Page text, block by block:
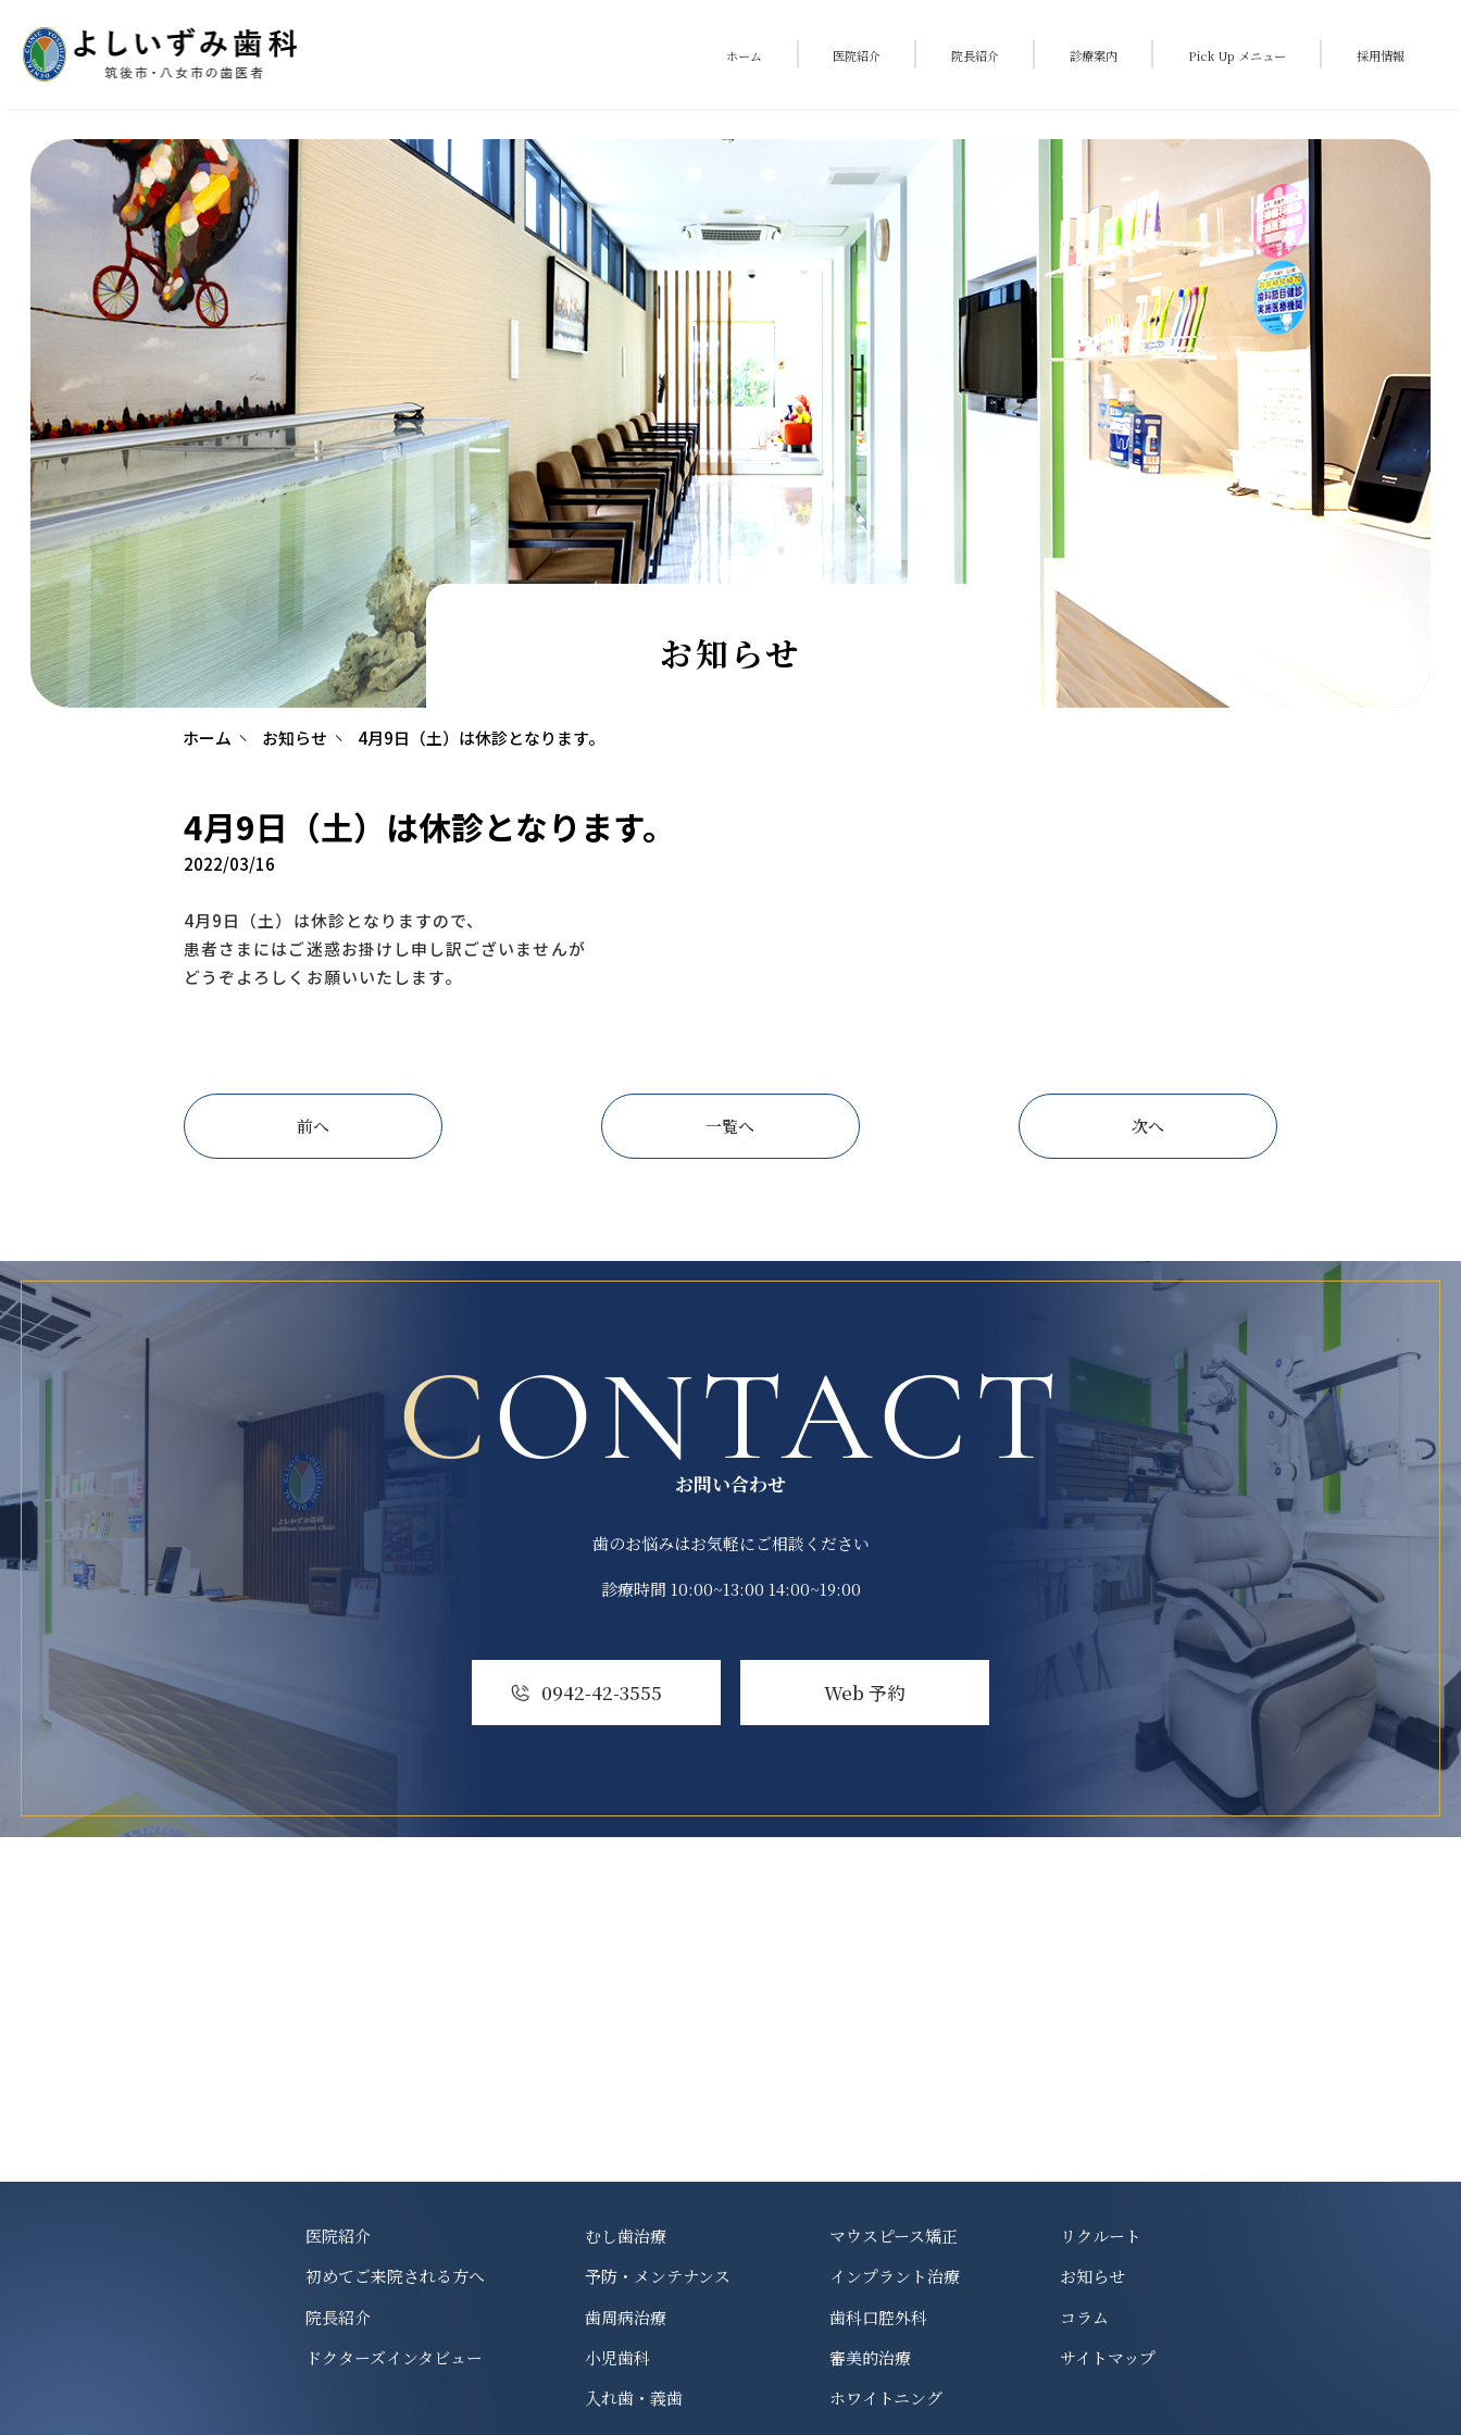
ホーム 医院紹介 院長紹介 診療案内 Pick Up メニュー 採用情報
お知らせ
ホーム お知らせ 4月9日（土）は休診となります。
4月9日（土）は休診となります。
2022/03/16
4月9日（土）は休診となりますので、
患者さまにはご迷惑お掛けし申し訳ございませんが
どうぞよろしくお願いいたします。
前へ 一覧へ 次へ
CONTACT
お問い合わせ
歯のお悩みはお気軽にご相談ください
診療時間 10:00~13:00 14:00~19:00
0942-42-3555 Web 予約
医院紹介
初めてご来院される方へ
院長紹介
ドクターズインタビュー
むし歯治療
予防・メンテナンス
歯周病治療
小児歯科
入れ歯・義歯
マウスピース矯正
インプラント治療
歯科口腔外科
審美的治療
ホワイトニング
リクルート
お知らせ
コラム
サイトマップ